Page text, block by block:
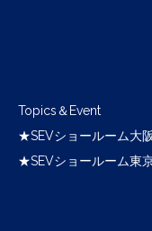
Topics＆Event
★SEVショールーム大
★SEVショールーム東